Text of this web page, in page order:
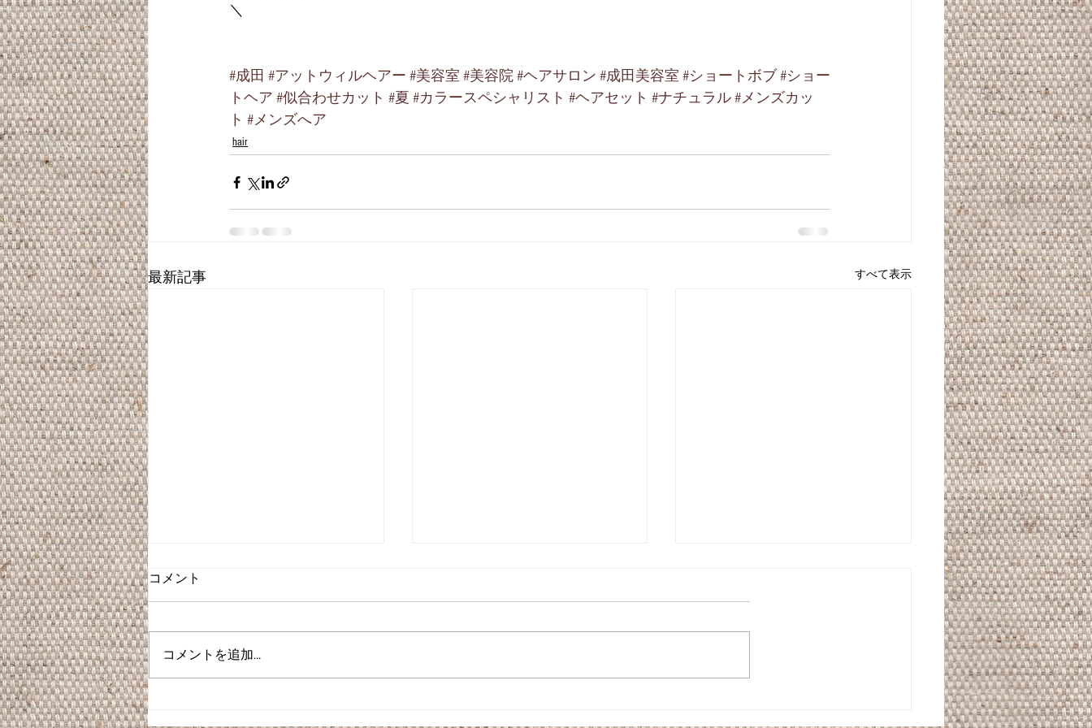
＼
#成田 #アットウィルヘアー #美容室 #美容院#ヘアサロン #成田美容室 #ショートボブ #ショー
トヘア #似合わせカット #夏 #カラースペシャリスト #ヘアセット #ナチュラル#メンズカッ
ト #メンズへア
hair
最新記事 すべて表示
卒業式ヘアセット
natural style
コメント
コメントを追加…